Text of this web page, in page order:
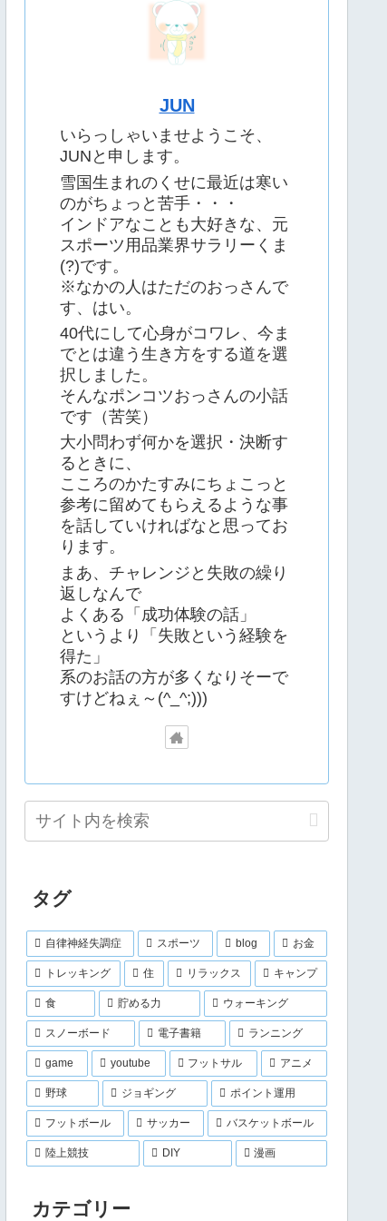
JUN
いらっしゃいませようこそ、
JUNと申します。
雪国生まれのくせに最近は寒い
のがちょっと苦手・・・
インドアなことも大好きな、元
スポーツ用品業界サラリーくま
(?)です。
※なかの人はただのおっさんで
す、はい。
40代にして心身がコワレ、今ま
でとは違う生き方をする道を選
択しました。
そんなポンコツおっさんの小話
です（苦笑）
大小問わず何かを選択・決断す
るときに、
こころのかたすみにちょこっと
参考に留めてもらえるような事
を話していければなと思ってお
ります。
まあ、チャレンジと失敗の繰り
返しなんで
よくある「成功体験の話」
というより「失敗という経験を
得た」
系のお話の方が多くなりそーで
すけどねぇ～(^_^;)))
タグ
自律神経失調症 スポーツ blog お金
トレッキング 住 リラックス キャンプ
食 貯める力 ウォーキング
スノーボード 電子書籍 ランニング
game youtube フットサル アニメ
野球 ジョギング ポイント運用
フットボール サッカー バスケットボール
陸上競技 DIY 漫画
カテゴリー